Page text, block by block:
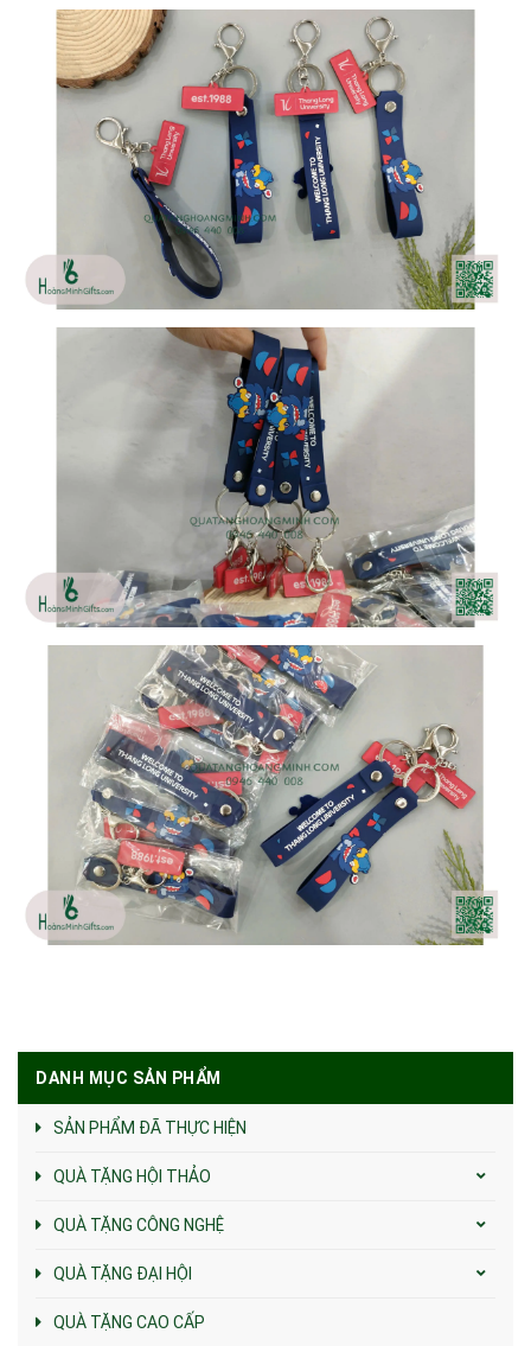
DANH MỤC SẢN PHẨM
SẢN PHẨM ĐÃ THỰC HIỆN
QUÀ TẶNG HỘI THẢO
QUÀ TẶNG CÔNG NGHỆ
QUÀ TẶNG ĐẠI HỘI
QUÀ TẶNG CAO CẤP